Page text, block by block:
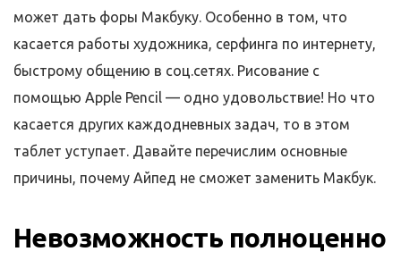
может дать форы Макбуку. Особенно в том, что
касается работы художника, серфинга по интернету,
быстрому общению в соц.сетях. Рисование с
помощью Apple Pencil — одно удовольствие! Но что
касается других каждодневных задач, то в этом
таблет уступает. Давайте перечислим основные
причины, почему Айпед не сможет заменить Макбук.
Невозможность полноценно